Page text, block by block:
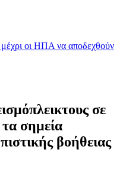
οι ΗΠΑ να αποδεχθούν
σε
σημεία
βοήθειας